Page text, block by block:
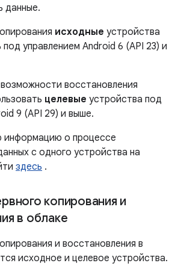
данные.
исходные устройства
управлением Android 6 (API 23) и
восстановления
целевые устройства под
9 (API 29) и выше.
информацию о процессе
с одного устройства на
здесь .
копирования и
в облаке
и восстановления в
исходное и целевое устройства.